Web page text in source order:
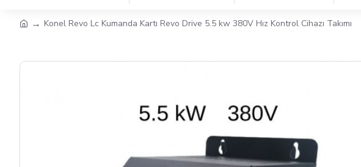
Konel Revo Lc Kumanda Kartı Revo Drive 5.5 kw 380V Hız Kontrol Cihazı Takımı